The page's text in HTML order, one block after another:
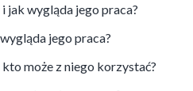
jak wygląda jego praca?
jego praca?
może z niego korzystać?